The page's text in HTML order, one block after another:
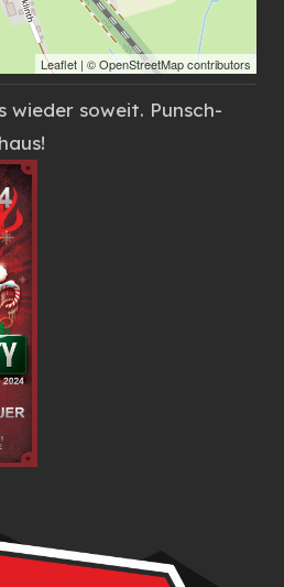
Leaflet| ©OpenStreetMapcontributors
wieder soweit. Punsch-